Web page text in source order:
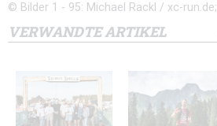
© Bilder 1 - 95: Michael Rackl / xc-run.de;
VERWANDTE ARTIKEL